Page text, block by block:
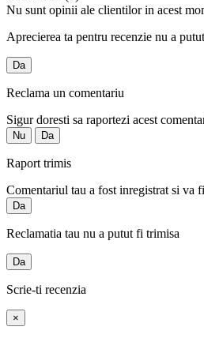
Nu sunt opinii ale clientilor in acest
Aprecierea ta pentru recenzie nu a
Da
Reclama un comentariu
Sigur doresti sa raportezi acest
Nu Da
Raport trimis
Comentariul tau a fost inregistrat si va
Da
Reclamatia tau nu a putut fi trimisa
Da
Scrie-ti recenzia
×